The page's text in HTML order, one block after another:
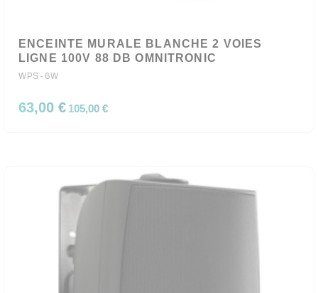
ENCEINTE MURALE BLANCHE 2 VOIES
LIGNE 100V 88 DB OMNITRONIC
WPS-6W
63,00 € 105,00 €